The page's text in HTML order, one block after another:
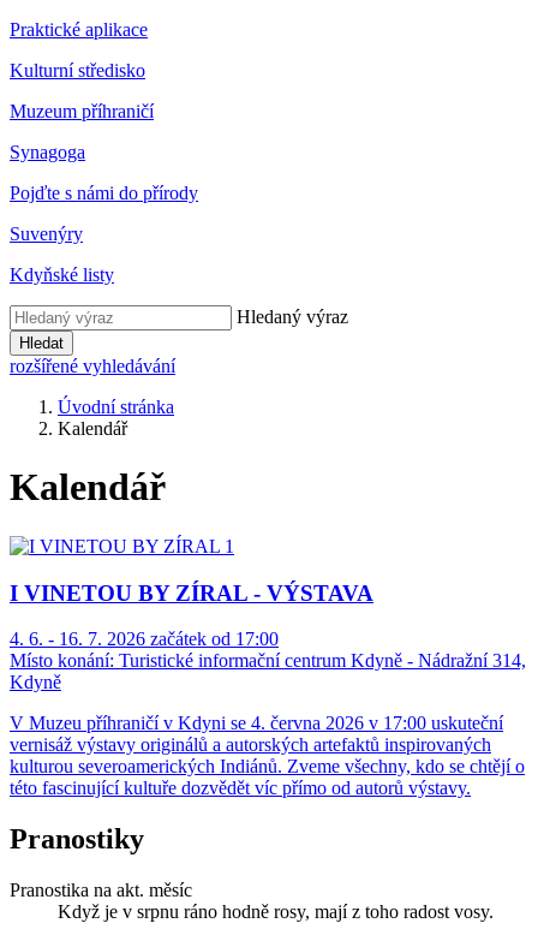
Praktické aplikace
Kulturní středisko
Muzeum příhraničí
Synagoga
Pojďte s námi do přírody
Suvenýry
Kdyňské listy
Hledaný výraz
Hledat
rozšířené vyhledávání
Úvodní stránka
Kalendář
Kalendář
I VINETOU BY ZÍRAL - VÝSTAVA
4. 6. - 16. 7. 2026 začátek od 17:00
Místo konání: Turistické informační centrum Kdyně - Nádražní 314,
Kdyně
V Muzeu příhraničí v Kdyni se 4. června 2026 v 17:00 uskuteční
vernisáž výstavy originálů a autorských artefaktů inspirovaných
kulturou severoamerických Indiánů. Zveme všechny, kdo se chtějí o
této fascinující kultuře dozvědět víc přímo od autorů výstavy.
Pranostiky
Pranostika na akt. měsíc
Když je v srpnu ráno hodně rosy, mají z toho radost vosy.